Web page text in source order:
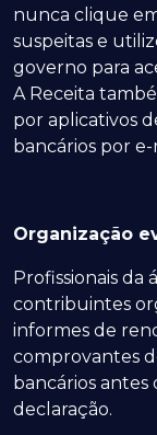
nunca clique
suspeitas e
governo para
A Receita
por aplicativos
bancários por e-
Organização
Profissionais da
contribuintes
informes de
comprovantes
bancários
declaração.